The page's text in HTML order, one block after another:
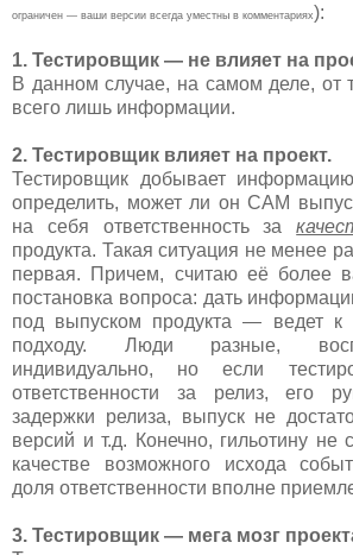
ограничен — ваши версии всегда уместны в комментариях):
1. Тестировщик — не влияет на
В данном случае, на самом деле, от
всего лишь информации.
2. Тестировщик влияет на проект.
Тестировщик добывает
определить, может ли он САМ
на себя ответственность за
продукта. Такая ситуация не менее
первая. Причем, считаю её более
постановка вопроса: дать
под выпуском продукта — ведет к
подходу. Люди разные,
индивидуально, но если
ответственности за релиз, его
задержки релиза, выпуск не
версий и т.д. Конечно, гильотину не
качестве возможного исхода
доля ответственности вполне
3. Тестировщик — мега мозг